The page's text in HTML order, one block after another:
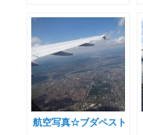
航空写真☆ブダペスト